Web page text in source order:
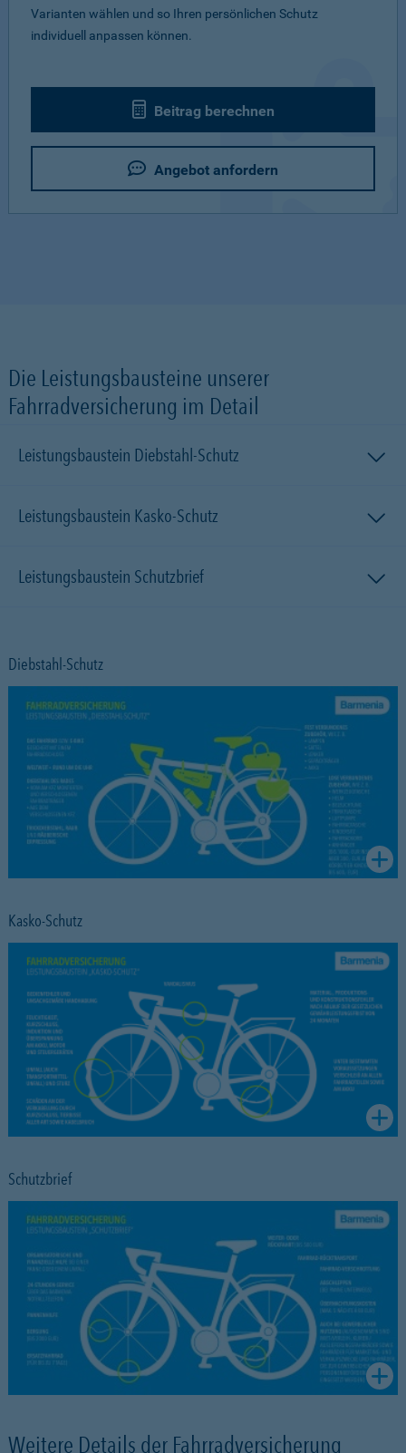
Varianten wählen und so Ihren persönlichen Schutz
individuell anpassen können.
Beitrag berechnen
Angebot anfordern
Die Leistungsbausteine unserer
Fahrradversicherung im Detail
Leistungsbaustein Diebstahl-Schutz
Leistungsbaustein Kasko-Schutz
Leistungsbaustein Schutzbrief
Diebstahl-Schutz
Kasko-Schutz
Schutzbrief
Weitere Details der Fahrradversicherung